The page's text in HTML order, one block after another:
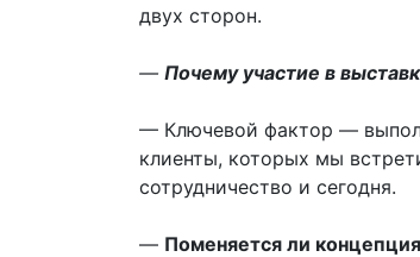
двух сторон.
— Почему участие в
— Ключевой фактор —
клиенты, которых мы
сотрудничество и сегодня.
— Поменяется ли